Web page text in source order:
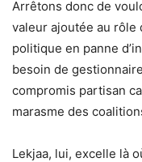
​Arrêtons donc de
valeur ajoutée au rôle
politique en panne
besoin de
compromis partisan
marasme des
​Lekjaa, lui, excelle là